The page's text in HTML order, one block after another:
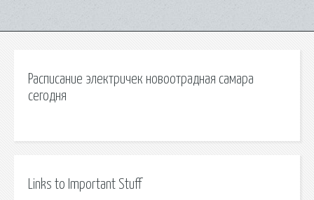
Расписание электричек новоотрадная самара
сегодня
Links to Important Stuff